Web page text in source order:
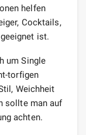
helfen
Cocktails,
ist.
um Single
torfigen
Weichheit
sollte man auf
achten.